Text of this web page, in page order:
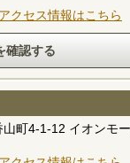
クセス情報はこちら
町4-1-12 イオンモ